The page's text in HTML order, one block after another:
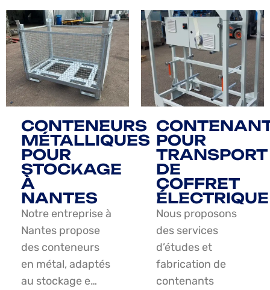
CONTENEURS
MÉTALLIQUES
POUR
STOCKAGE
À
NANTES
Notre entreprise à
Nantes propose
des conteneurs
en métal, adaptés
au stockage e…
POUR
TRANSPORT
DE
COFFRET
ÉLECTRIQUE
Nous proposons
des services
d’études et
fabrication de
contenants